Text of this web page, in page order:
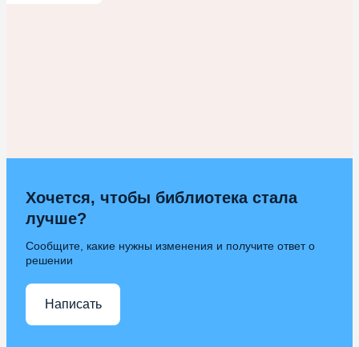
Хочется, чтобы библиотека стала
лучше?
Сообщите, какие нужны изменения и получите ответ о
решении
Написать